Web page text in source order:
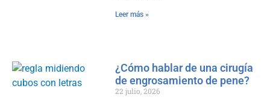
Leer más »
¿Cómo hablar de una cirugía
de engrosamiento de pene?
22 julio, 2026